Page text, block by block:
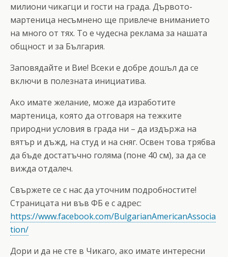
милиони чикагци и гости на града. Дървото-
мартеница несъмнено ще привлече вниманието
на много от тях. То е чудесна реклама за нашата
общност и за България.
Заповядайте и Вие! Всеки е добре дошъл да се
включи в полезната инициатива.
Ако имате желание, може да изработите
мартеница, която да отговаря на тежките
природни условия в града ни – да издържа на
вятър и дъжд, на студ и на сняг. Освен това трябва
да бъде достатъчно голяма (поне 40 см), за да се
вижда отдалеч.
Свържете се с нас да уточним подробностите!
Страницата ни във ФБ е с адрес:
https://www.facebook.com/BulgarianAmericanAssocia
tion/
Дори и да не сте в Чикаго, ако имате интересни